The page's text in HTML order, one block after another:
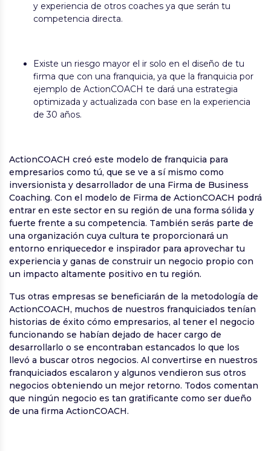
y experiencia de otros coaches ya que serán tu
competencia directa.
Existe un riesgo mayor el ir solo en el diseño de tu
firma que con una franquicia, ya que la franquicia por
ejemplo de ActionCOACH te dará una estrategia
optimizada y actualizada con base en la experiencia
de 30 años.
ActionCOACH creó este modelo de franquicia para
empresarios como tú, que se ve a sí mismo como
inversionista y desarrollador de una Firma de Business
Coaching. Con el modelo de Firma de ActionCOACH podrá
entrar en este sector en su región de una forma sólida y
fuerte frente a su competencia. También serás parte de
una organización cuya cultura te proporcionará un
entorno enriquecedor e inspirador para aprovechar tu
experiencia y ganas de construir un negocio propio con
un impacto altamente positivo en tu región.
Tus otras empresas se beneficiarán de la metodología de
ActionCOACH, muchos de nuestros franquiciados tenían
historias de éxito cómo empresarios, al tener el negocio
funcionando se habían dejado de hacer cargo de
desarrollarlo o se encontraban estancados lo que los
llevó a buscar otros negocios. Al convertirse en nuestros
franquiciados escalaron y algunos vendieron sus otros
negocios obteniendo un mejor retorno. Todos comentan
que ningún negocio es tan gratificante como ser dueño
de una firma ActionCOACH.